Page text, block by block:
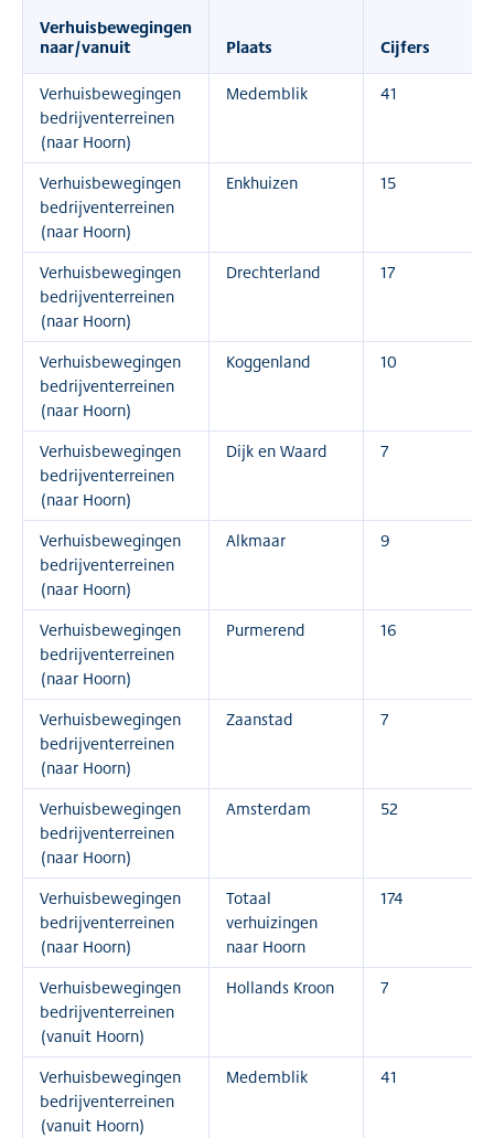
Verhuisbewegingen
naar/vanuit
Plaats Cijfers
Verhuisbewegingen
bedrijventerreinen
(naar Hoorn)
Medemblik 41
Verhuisbewegingen
bedrijventerreinen
(naar Hoorn)
Enkhuizen 15
Verhuisbewegingen
bedrijventerreinen
(naar Hoorn)
Drechterland 17
Verhuisbewegingen
bedrijventerreinen
(naar Hoorn)
Koggenland 10
Verhuisbewegingen
bedrijventerreinen
(naar Hoorn)
Dijk en Waard 7
Verhuisbewegingen
bedrijventerreinen
(naar Hoorn)
Alkmaar 9
Verhuisbewegingen
bedrijventerreinen
(naar Hoorn)
Purmerend 16
Verhuisbewegingen
bedrijventerreinen
(naar Hoorn)
Zaanstad 7
Verhuisbewegingen
bedrijventerreinen
(naar Hoorn)
Amsterdam 52
Verhuisbewegingen
bedrijventerreinen
(naar Hoorn)
Totaal
verhuizingen
naar Hoorn
174
Verhuisbewegingen
bedrijventerreinen
(vanuit Hoorn)
Hollands Kroon 7
Verhuisbewegingen
bedrijventerreinen
(vanuit Hoorn)
Medemblik 41